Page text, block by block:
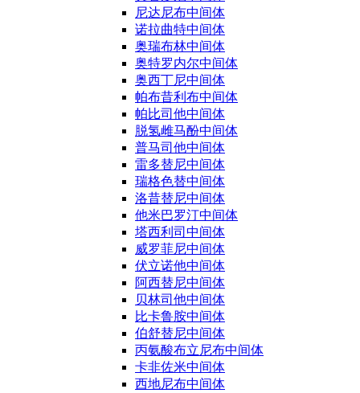
尼达尼布中间体
诺拉曲特中间体
奥瑞布林中间体
奥特罗内尔中间体
奥西丁尼中间体
帕布昔利布中间体
帕比司他中间体
脱氢雌马酚中间体
普马司他中间体
雷多替尼中间体
瑞格色替中间体
洛昔替尼中间体
他米巴罗汀中间体
塔西利司中间体
威罗菲尼中间体
伏立诺他中间体
阿西替尼中间体
贝林司他中间体
比卡鲁胺中间体
伯舒替尼中间体
丙氨酸布立尼布中间体
卡非佐米中间体
西地尼布中间体